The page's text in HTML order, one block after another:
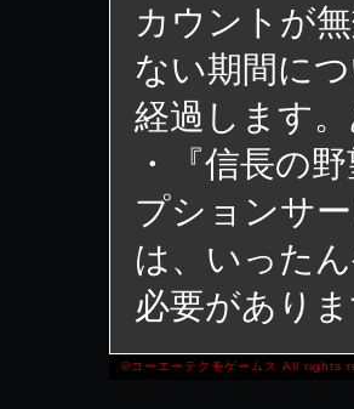
カウントが
ない期間に
経過します
・『信長の
プションサ
は、いった
必要がありま